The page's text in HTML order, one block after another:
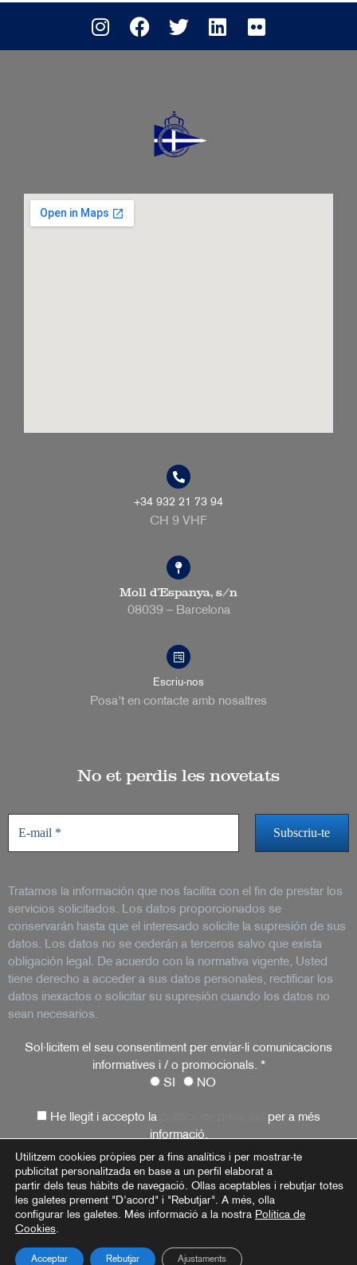
+34 932 21 73 94
CH 9 VHF
Moll d’Espanya, s/n
08039 – Barcelona
Escriu-nos
Posa't en contacte amb nosaltres
No et perdis les novetats
Tratamos la información que nos facilita con el fin de prestar los
servicios solicitados. Los datos proporcionados se
conservarán hasta que el interesado solicite la supresión de sus
datos. Los datos no se cederán a terceros salvo que exista
obligación legal. De acuerdo con la normativa vigente, Usted
tiene derecho a acceder a sus datos personales, rectificar los
datos inexactos o solicitar su supresión cuando los datos no
sean necesarios.
Sol·licitem el seu consentiment per enviar-li comunicacions
informatives i / o promocionals. *
SI
NO
He llegit i accepto la
per a més
informació.
Avís Legal Política de privacitat Política de cookies
Utilitzem cookies pròpies per a fins analítics i per mostrar-te
publicitat personalitzada en base a un perfil elaborat a
partir dels teus hàbits de navegació. Ollas aceptables i rebutjar totes
les galetes prement "D'acord" i "Rebutjar". A més, olla
configurar les galetes. Més informació a la nostra Política de
Cookies.
Acceptar Rebutjar Ajustaments